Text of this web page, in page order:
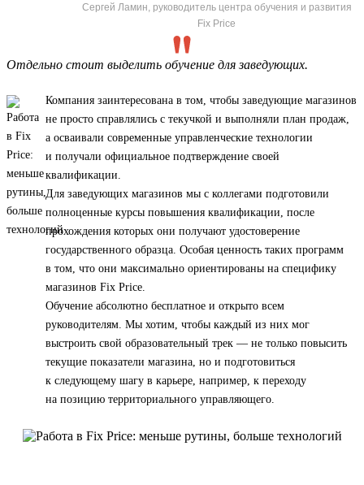
Сергей Ламин, руководитель центра обучения и развития
Fix Price
Отдельно стоит выделить обучение для заведующих.
Компания заинтересована в том, чтобы заведующие магазинов
не просто справлялись с текучкой и выполняли план продаж,
а осваивали современные управленческие технологии
и получали официальное подтверждение своей
квалификации.
Для заведующих магазинов мы с коллегами подготовили
полноценные курсы повышения квалификации, после
прохождения которых они получают удостоверение
государственного образца. Особая ценность таких программ
в том, что они максимально ориентированы на специфику
магазинов Fix Price.
Обучение абсолютно бесплатное и открыто всем
руководителям. Мы хотим, чтобы каждый из них мог
выстроить свой образовательный трек — не только повысить
текущие показатели магазина, но и подготовиться
к следующему шагу в карьере, например, к переходу
на позицию территориального управляющего.